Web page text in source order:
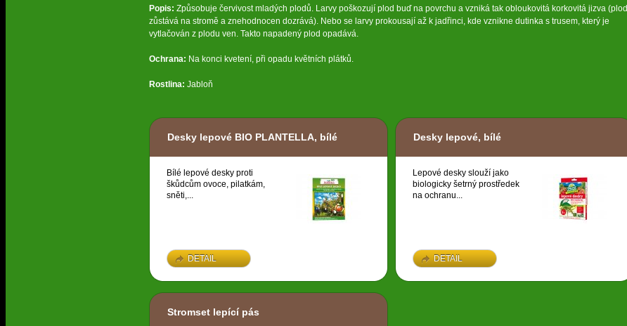
Popis: Způsobuje červivost mladých plodů. Larvy poškozují plod buď na povrchu a vzniká tak obloukovitá korkovitá jizva (plod
zůstává na stromě a znehodnocen dozrává). Nebo se larvy prokousají až k jadřinci, kde vznikne dutinka s trusem, který je
vytlačován z plodu ven. Takto napadený plod opadává.
Ochrana: Na konci kvetení, při opadu květních plátků.
Rostlina: Jabloň
Desky lepové BIO PLANTELLA, bílé
Bílé lepové desky proti
škůdcům ovoce, pilatkám,
sněti,...
DETAIL
Desky lepové, bílé
Lepové desky slouží jako
biologicky šetrný prostředek
na ochranu...
DETAIL
Stromset lepící pás